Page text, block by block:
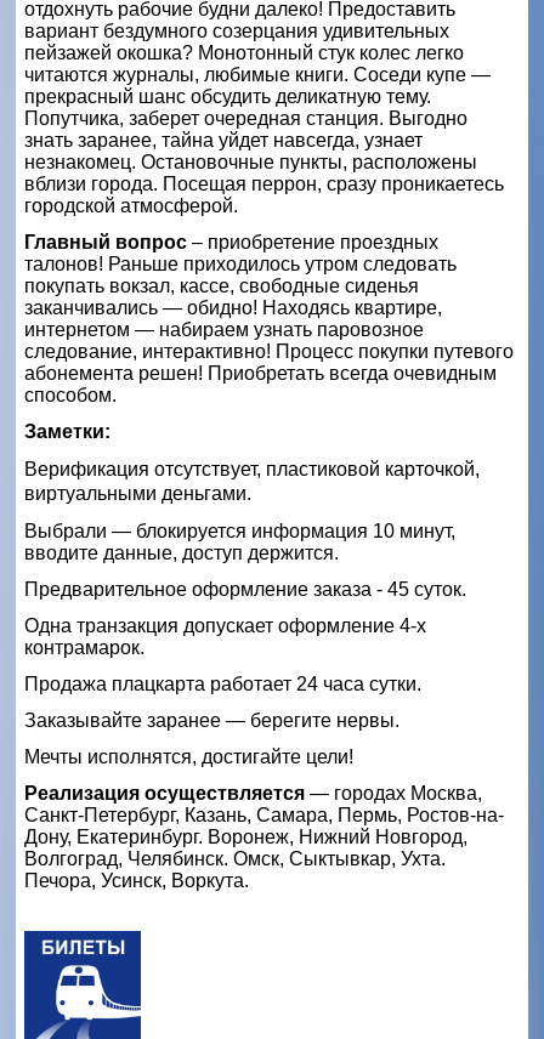
отдохнуть рабочие будни далеко! Предоставить
вариант бездумного созерцания удивительных
пейзажей окошка? Монотонный стук колес легко
читаются журналы, любимые книги. Соседи купе —
прекрасный шанс обсудить деликатную тему.
Попутчика, заберет очередная станция. Выгодно
знать заранее, тайна уйдет навсегда, узнает
незнакомец. Остановочные пункты, расположены
вблизи города. Посещая перрон, сразу проникаетесь
городской атмосферой.
Главный вопрос – приобретение проездных
талонов! Раньше приходилось утром следовать
покупать вокзал, кассе, свободные сиденья
заканчивались — обидно! Находясь квартире,
интернетом — набираем узнать паровозное
следование, интерактивно! Процесс покупки путевого
абонемента решен! Приобретать всегда очевидным
способом.
Заметки:
Верификация отсутствует, пластиковой карточкой,
виртуальными деньгами.
Выбрали — блокируется информация 10 минут,
вводите данные, доступ держится.
Предварительное оформление заказа - 45 суток.
Одна транзакция допускает оформление 4-х
контрамарок.
Продажа плацкарта работает 24 часа сутки.
Заказывайте заранее — берегите нервы.
Мечты исполнятся, достигайте цели!
Реализация осуществляется — городах Москва,
Санкт-Петербург, Казань, Самара, Пермь, Ростов-на-
Дону, Екатеринбург. Воронеж, Нижний Новгород,
Волгоград, Челябинск. Омск, Сыктывкар, Ухта.
Печора, Усинск, Воркута.